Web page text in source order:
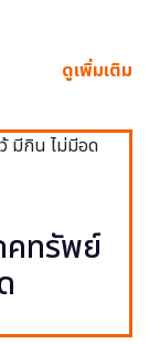
ดูเพิ่มเติม
คทรัพย์